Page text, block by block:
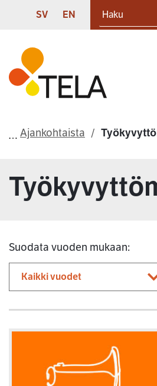
Siirry sisältöön
SVENSKA
SV ENGLISH
EN
Etusivu
Ajankohtaista
Suodata vuoden mukaan: